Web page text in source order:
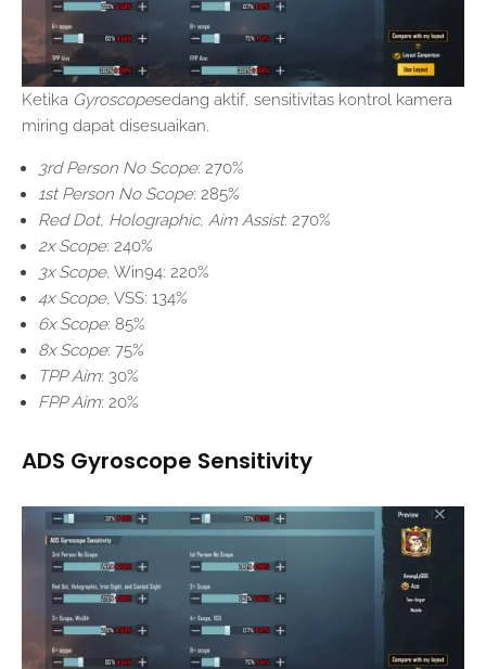
Ketika Gyroscopesedang aktif, sensitivitas kontrol kamera
miring dapat disesuaikan.
3rd Person No Scope: 270%
1st Person No Scope: 285%
Red Dot, Holographic, Aim Assist: 270%
2x Scope: 240%
3x Scope, Win94: 220%
4x Scope, VSS: 134%
6x Scope: 85%
8x Scope: 75%
TPP Aim: 30%
FPP Aim: 20%
ADS Gyroscope Sensitivity